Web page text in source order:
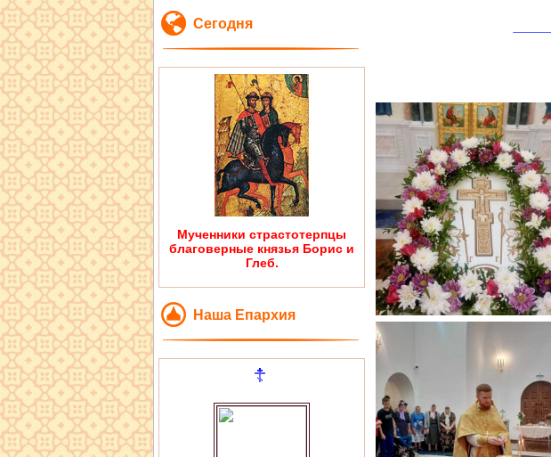
Сегодня
Мученники страстотерпцы
благоверные князья Борис и
Глеб.
Наша Епархия